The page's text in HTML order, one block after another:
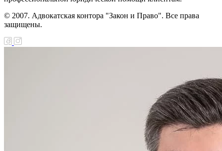
© 2007. Адвокатская контора "Закон и Право". Все права
защищены.